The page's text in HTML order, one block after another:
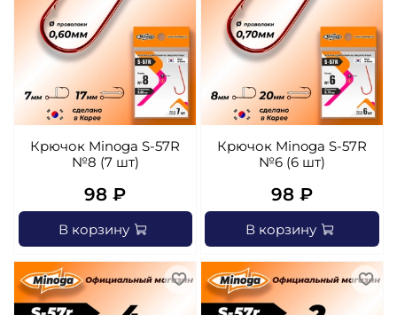
Крючок Minoga S-57R
№8 (7 шт)
98 ₽
В корзину
Крючок Minoga S-57R
№6 (6 шт)
98 ₽
В корзину